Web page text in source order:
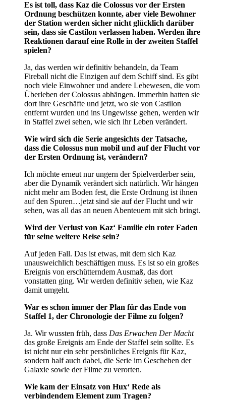
Es ist toll, dass Kaz die Colossus vor der Ersten
Ordnung beschützen konnte, aber viele Bewohner
der Station werden sicher nicht glücklich darüber
sein, dass sie Castilon verlassen haben. Werden ihre
Reaktionen darauf eine Rolle in der zweiten Staffel
spielen?
Ja, das werden wir definitiv behandeln, da Team
Fireball nicht die Einzigen auf dem Schiff sind. Es gibt
noch viele Einwohner und andere Lebewesen, die vom
Überleben der Colossus abhängen. Immerhin hatten sie
dort ihre Geschäfte und jetzt, wo sie von Castilon
entfernt wurden und ins Ungewisse gehen, werden wir
in Staffel zwei sehen, wie sich ihr Leben verändert.
Wie wird sich die Serie angesichts der Tatsache,
dass die Colossus nun mobil und auf der Flucht vor
der Ersten Ordnung ist, verändern?
Ich möchte erneut nur ungern der Spielverderber sein,
aber die Dynamik verändert sich natürlich. Wir hängen
nicht mehr am Boden fest, die Erste Ordnung ist ihnen
auf den Spuren…jetzt sind sie auf der Flucht und wir
sehen, was all das an neuen Abenteuern mit sich bringt.
Wird der Verlust von Kaz‘ Familie ein roter Faden
für seine weitere Reise sein?
Auf jeden Fall. Das ist etwas, mit dem sich Kaz
unausweichlich beschäftigen muss. Es ist so ein großes
Ereignis von erschütterndem Ausmaß, das dort
vonstatten ging. Wir werden definitiv sehen, wie Kaz
damit umgeht.
War es schon immer der Plan für das Ende von
Staffel 1, der Chronologie der Filme zu folgen?
Ja. Wir wussten früh, dass Das Erwachen Der Macht
das große Ereignis am Ende der Staffel sein sollte. Es
ist nicht nur ein sehr persönliches Ereignis für Kaz,
sondern half auch dabei, die Serie im Geschehen der
Galaxie sowie der Filme zu verorten.
Wie kam der Einsatz von Hux‘ Rede als
verbindendem Element zum Tragen?